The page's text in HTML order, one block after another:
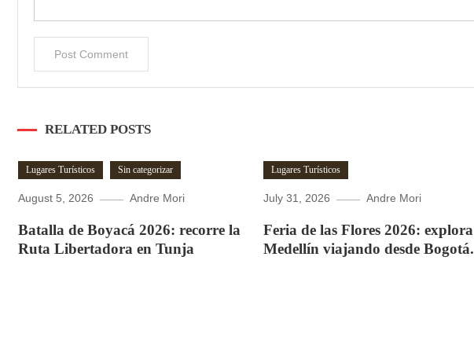
RELATED POSTS
Lugares Turísticos Sin categorizar
August 5, 2026 Andre Mori
Batalla de Boyacá 2026: recorre la
Ruta Libertadora en Tunja
Lugares Turísticos
July 31, 2026 Andre Mori
Feria de las Flores 2026: explora
Medellín viajando desde Bogotá.